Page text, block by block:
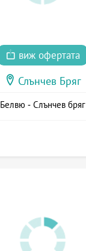
виж офертата
Слънчев Бряг
Белвю - Слънчев бряг